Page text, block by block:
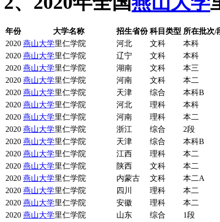
年份 大学名称 招生省份 科目类型 所在批次/
2020 燕山大学里仁学院 河北 文科
本科
2020 燕山大学里仁学院 辽宁 文科
本科
2020 燕山大学里仁学院 湖南 文科
本三
2020 燕山大学里仁学院 河南 文科
本二
2020 燕山大学里仁学院 天津 综合
本科B
2020 燕山大学里仁学院 河北 理科
本科
2020 燕山大学里仁学院 河南 理科
本二
2020 燕山大学里仁学院 浙江 综合
2段
2020 燕山大学里仁学院 天津 综合
本科B
2020 燕山大学里仁学院 江西 理科
本二
2020 燕山大学里仁学院 陕西 文科
本二
2020 燕山大学里仁学院 内蒙古 文科
本二A
2020 燕山大学里仁学院 四川 理科
本二
2020 燕山大学里仁学院 安徽 理科
本二
2020 燕山大学里仁学院 山东 综合
1段